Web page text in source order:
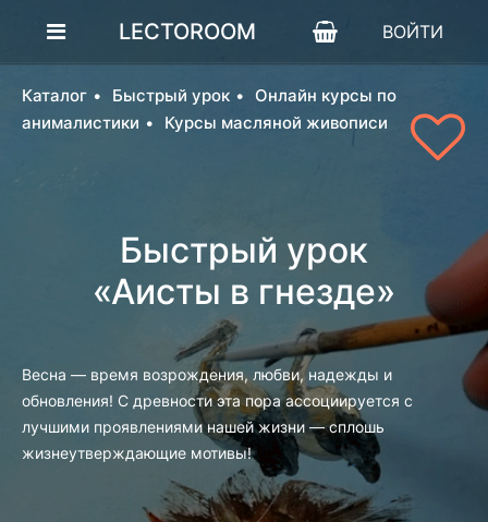
LECTOROOM ВОЙТИ
Каталог Быстрый урок
Онлайн курсы по
анималистики
Курсы масляной живописи
Быстрый урок
«Аисты в гнезде»
Весна — время возрождения, любви, надежды и
обновления! С древности эта пора ассоциируется с
лучшими проявлениями нашей жизни — сплошь
жизнеутверждающие мотивы!